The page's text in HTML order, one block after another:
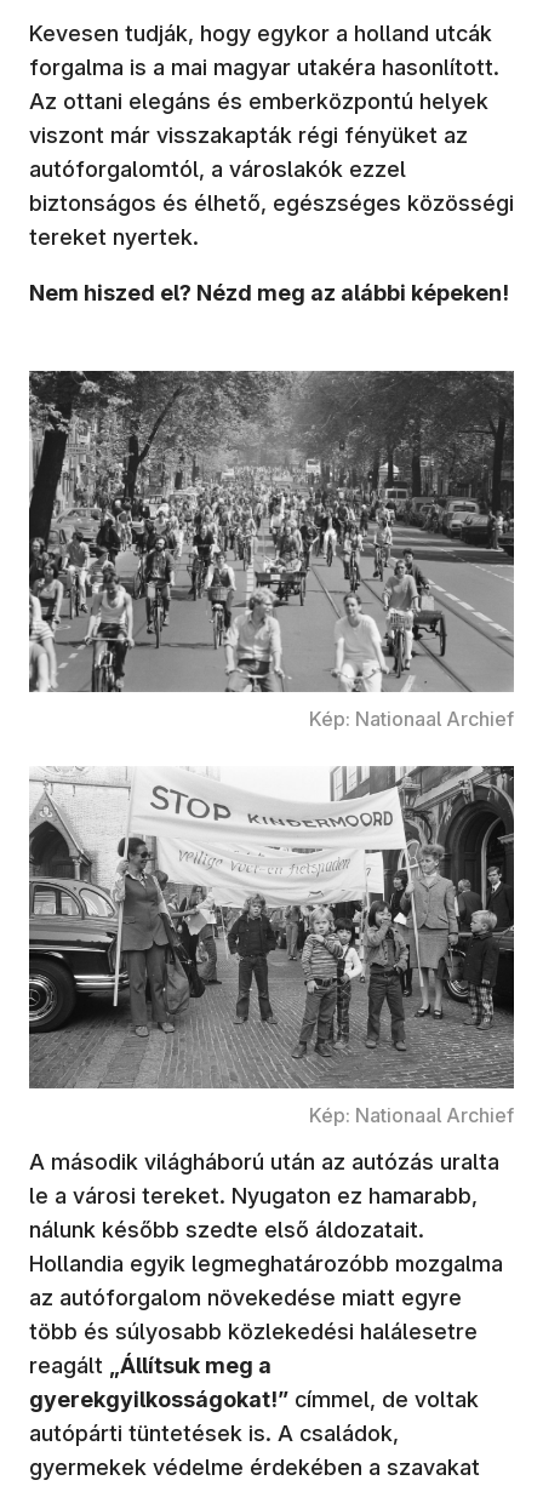
Kevesen tudják, hogy egykor a holland utcák
forgalma is a mai magyar utakéra hasonlított.
Az ottani elegáns és emberközpontú helyek
viszont már visszakapták régi fényüket az
autóforgalomtól, a városlakók ezzel
biztonságos és élhető, egészséges közösségi
tereket nyertek.
Nem hiszed el? Nézd meg az alábbi képeken!
Kép: Nationaal Archief
Kép: Nationaal Archief
A második világháború után az autózás uralta
le a városi tereket. Nyugaton ez hamarabb,
nálunk később szedte első áldozatait.
Hollandia egyik legmeghatározóbb mozgalma
az autóforgalom növekedése miatt egyre
több és súlyosabb közlekedési halálesetre
reagált
„Állítsuk meg a
gyerekgyilkosságokat!” címmel, de voltak
autópárti tüntetések is. A családok,
gyermekek védelme érdekében a szavakat